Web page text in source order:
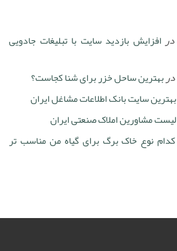
درافزایش بازدید سایت با تبلیغات جادویی
دربهترین ساحل خزر برای شنا کجاست؟
بهترین سایت بانک اطلاعات مشاغل ایران
لیست مشاورین املاک صنعتی ایران
کدام نوع خاک برگ برای گیاه من مناسب تر